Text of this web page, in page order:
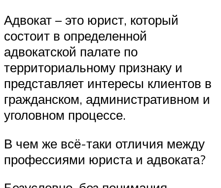
Адвокат – это юрист, который
состоит в определенной
адвокатской палате по
территориальному признаку и
представляет интересы клиентов в
гражданском, административном и
уголовном процессе.
В чем же всё-таки отличия между
профессиями юриста и адвоката?